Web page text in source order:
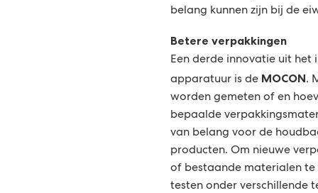
belang kunnen zijn bij de
Betere verpakkingen
Een derde innovatie uit het
apparatuur is de MOCON.
worden gemeten of en
bepaalde
van belang voor de
producten. Om nieuwe
of bestaande materialen te
testen onder verschillende